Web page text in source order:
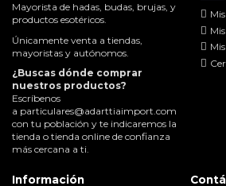
Mayorista de hadas, budas, brujas, y
productos esotéricos.
Únicamente venta a tiendas,
mayoristas y autónomos.
¿Buscas dónde comprar
nuestros productos?
Escríbenos
a particulares@adarttiaimport.com
con tu población y te indicaremos la
tienda o tienda online de confianza
más cercana a ti.
Información